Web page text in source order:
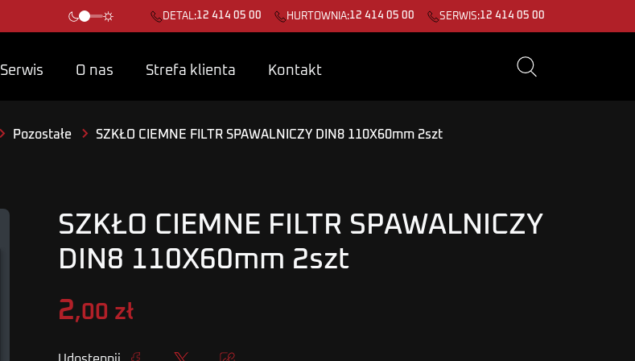
DETAL:12 414 05 00 HURTOWNIA:12 414 05 00 SERWIS:12 414 05 00
Serwis O nas Strefa klienta Kontakt
Pozostałe SZKŁO CIEMNE FILTR SPAWALNICZY DIN8 110X60mm 2szt
SZKŁO CIEMNE FILTR SPAWALNICZY
DIN8 110X60mm 2szt
2,00 zł